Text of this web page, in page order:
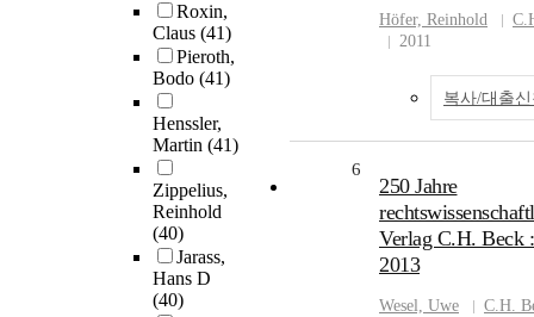
Roxin,
Claus (41)
Pieroth,
Bodo (41)
Henssler,
Martin (41)
Zippelius,
Reinhold
(40)
Jarass,
Hans D
(40)
Höfer, Reinhold
2011
복사/대출
6
250 Jahre
Verlag C.H. Beck
2013
Wesel, Uwe
C.H.